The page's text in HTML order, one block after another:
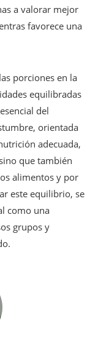
a valorar mejor
favorece una
porciones en la
equilibradas
del
orientada
adecuada,
que también
alimentos y por
este equilibrio, se
como una
grupos y